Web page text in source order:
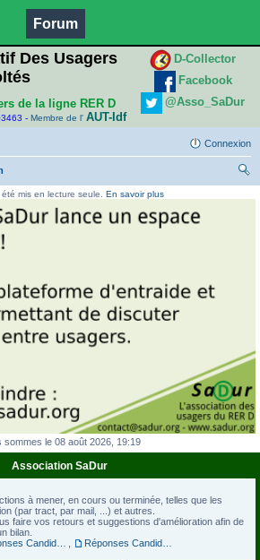
Forum
Des Usagers
de la ligne RER D
- Membre de l' AUT-Idf
D-Collector
Facebook
@Asso_SaDur
Connexion
mis en lecture seule. En savoir plus
sommes le 08 août 2026, 19:19
Association SaDur
à mener, en cours ou terminée, telles que les
(par tract, par mail, ...) et autres.
faire vos retours et suggestions d'amélioration afin de
bilan.